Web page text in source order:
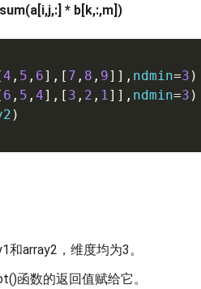
* b[k,:,m])
4 , 5 , 6] , [ 7 , 8 , 9] ] , ndmin=3 )
6 , 5 , 4] , [ 3 , 2 , 1] ] , ndmin=3 )
)
和array2，维度均为3。
函数的返回值赋给它。